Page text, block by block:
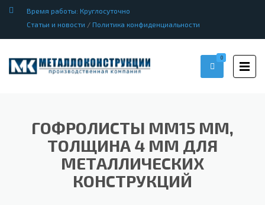
Время работы: Круглосуточно
Статьи и новости / Политика конфиденциальности
0
ГОФРОЛИСТЫ ММ15 ММ,
ТОЛЩИНА 4 ММ ДЛЯ
МЕТАЛЛИЧЕСКИХ
КОНСТРУКЦИЙ